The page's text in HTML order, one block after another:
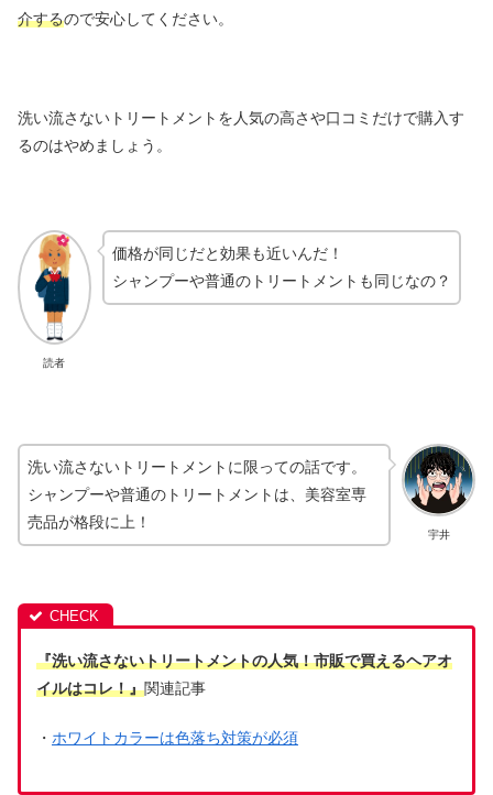
介するので安心してください。
洗い流さないトリートメントを人気の高さや口コミだけで購入す
るのはやめましょう。
読者
価格が同じだと効果も近いんだ！
シャンプーや普通のトリートメントも同じなの？
宇井
洗い流さないトリートメントに限っての話です。
シャンプーや普通のトリートメントは、美容室専
売品が格段に上！
『洗い流さないトリートメントの人気！市販で買えるヘアオ
イルはコレ！』関連記事
・ ホワイトカラーは色落ち対策が必須